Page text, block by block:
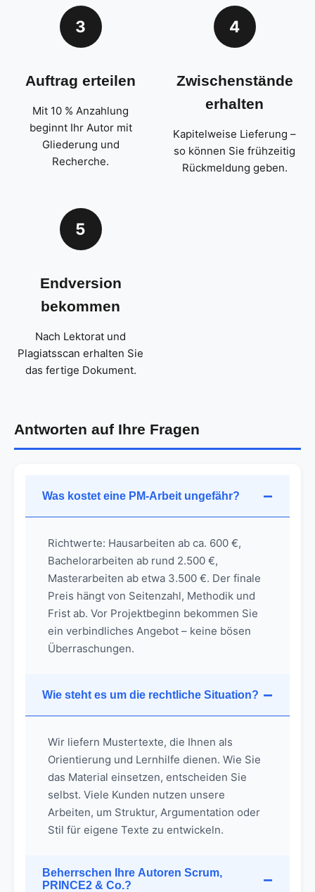
3
Auftrag erteilen
Mit 10 % Anzahlung
beginnt Ihr Autor mit
Gliederung und
Recherche.
4
Zwischenstände
erhalten
Kapitelweise Lieferung –
so können Sie frühzeitig
Rückmeldung geben.
5
Endversion
bekommen
Nach Lektorat und
Plagiatsscan erhalten Sie
das fertige Dokument.
Antworten auf Ihre Fragen
Was kostet eine PM-Arbeit ungefähr?
Richtwerte: Hausarbeiten ab ca. 600 €,
Bachelorarbeiten ab rund 2.500 €,
Masterarbeiten ab etwa 3.500 €. Der finale
Preis hängt von Seitenzahl, Methodik und
Frist ab. Vor Projektbeginn bekommen Sie
ein verbindliches Angebot – keine bösen
Überraschungen.
Wie steht es um die rechtliche Situation?
Wir liefern Mustertexte, die Ihnen als
Orientierung und Lernhilfe dienen. Wie Sie
das Material einsetzen, entscheiden Sie
selbst. Viele Kunden nutzen unsere
Arbeiten, um Struktur, Argumentation oder
Stil für eigene Texte zu entwickeln.
Beherrschen Ihre Autoren Scrum,
PRINCE2 & Co.?